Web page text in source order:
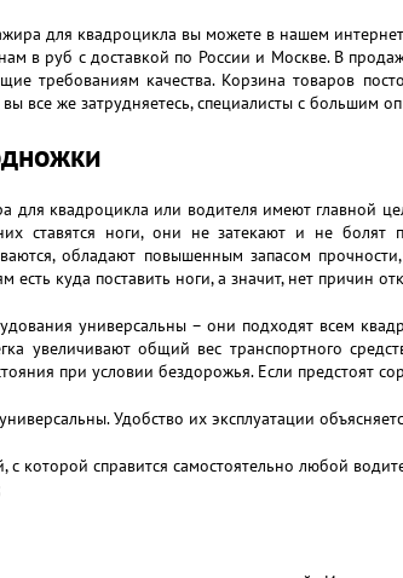
для квадроцикла вы можете в нашем
в руб с доставкой по России и Москве. В
требованиям качества. Корзина товаров
все же затрудняетесь, специалисты с большим
для квадроцикла или водителя имеют главной
ставятся ноги, они не затекают и не болят
обладают повышенным запасом
есть куда поставить ноги, а значит, нет причин
универсальны – они подходят всем
увеличивают общий вес транспортного
при условии бездорожья. Если предстоят
Удобство их эксплуатации
с которой справится самостоятельно любой